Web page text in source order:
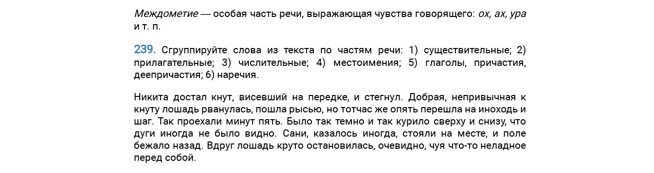
Междометие— особая часть речи, выражающая чувства говорящего: ох, ах, ура
и т. п.
239. Сгруппируйте слова из текста по частям речи: 1) существительные; 2)
прилагательные; 3) числительные; 4) местоимения; 5) глаголы, причастия,
деепричастия; 6) наречия.
Никита достал кнут, висевший на передке, и стегнул. Добрая, непривычная к
кнуту лошадь рванулась, пошла рысью, но тотчас же опять перешла на иноходь и
шаг. Так проехали минут пять. Было так темно и так курило сверху и снизу, что
дуги иногда не было видно. Сани, казалось иногда, стояли на месте, и поле
бежало назад. Вдруг лошадь круто остановилась, очевидно, чуя что-то неладное
перед собой.